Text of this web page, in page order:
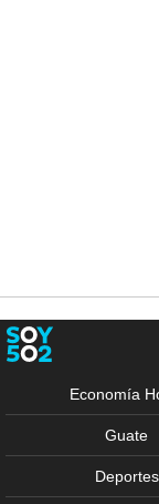
Economía
Guate
Deportes